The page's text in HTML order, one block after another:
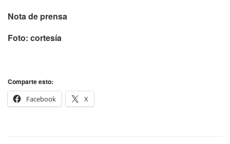
Nota de prensa
Foto: cortesía
Comparte esto:
Facebook
X